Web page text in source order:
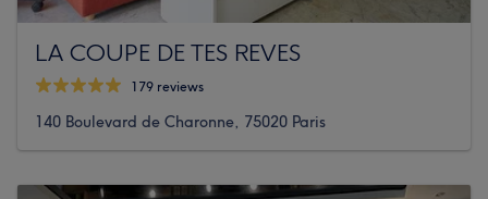
LA COUPE DE TES REVES
179 reviews
140 Boulevard de Charonne, 75020 Paris